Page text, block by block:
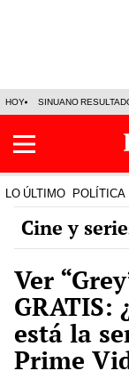
HOY SINUANO
LO ÚLTIMO POLÍTICA
Cine y
Ver
GRATIS:
está la
Prime